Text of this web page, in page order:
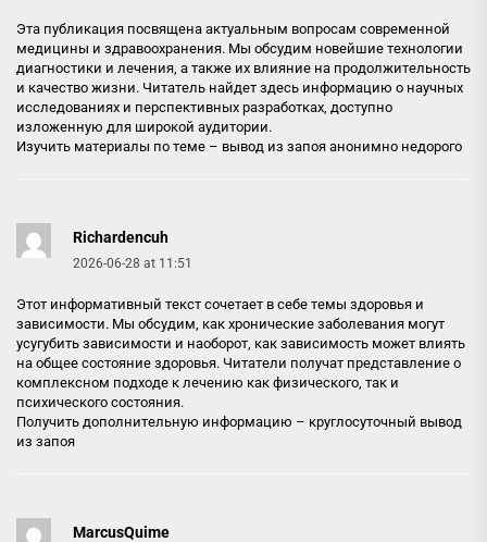
Эта публикация посвящена актуальным вопросам современной
медицины и здравоохранения. Мы обсудим новейшие технологии
диагностики и лечения, а также их влияние на продолжительность
и качество жизни. Читатель найдет здесь информацию о научных
исследованиях и перспективных разработках, доступно
изложенную для широкой аудитории.
Изучить материалы по теме – вывод из запоя анонимно недорого
Richardencuh
2026-06-28 at 11:51
Этот информативный текст сочетает в себе темы здоровья и
зависимости. Мы обсудим, как хронические заболевания могут
усугубить зависимости и наоборот, как зависимость может влиять
на общее состояние здоровья. Читатели получат представление о
комплексном подходе к лечению как физического, так и
психического состояния.
Получить дополнительную информацию – круглосуточный вывод
из запоя
MarcusQuime